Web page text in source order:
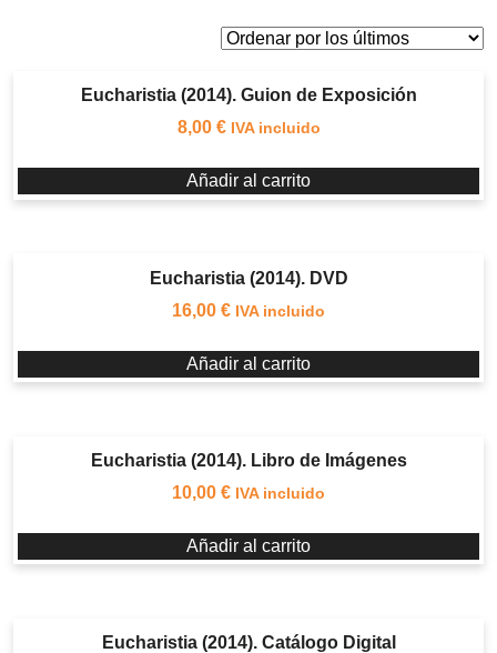
Eucharistia (2014). Guion de Exposición
8,00 € IVA incluido
Añadir al carrito
Eucharistia (2014). DVD
16,00 € IVA incluido
Añadir al carrito
Eucharistia (2014). Libro de Imágenes
10,00 € IVA incluido
Añadir al carrito
Eucharistia (2014). Catálogo Digital